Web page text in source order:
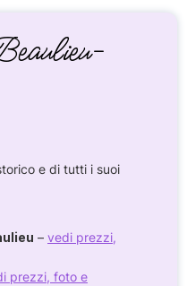
e di tutti i suoi
– vedi prezzi,
prezzi, foto e